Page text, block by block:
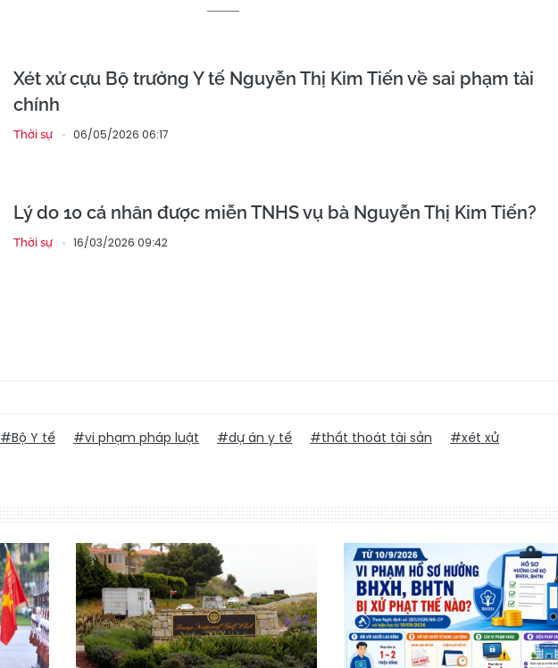
Xét xử cựu Bộ trưởng Y tế Nguyễn Thị Kim Tiến về sai phạm tài
chính
Thời sự 06/05/2026 06:17
Lý do 10 cá nhân được miễn TNHS vụ bà Nguyễn Thị Kim Tiến?
Thời sự 16/03/2026 09:42
#Bộ Y tế #vi phạm pháp luật #dự án y tế #thất thoát tài sản #xét xử